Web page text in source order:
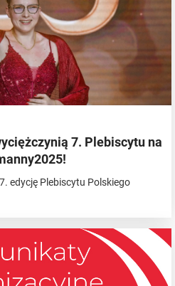
7. Plebiscytu na
edycję Plebiscytu Polskiego